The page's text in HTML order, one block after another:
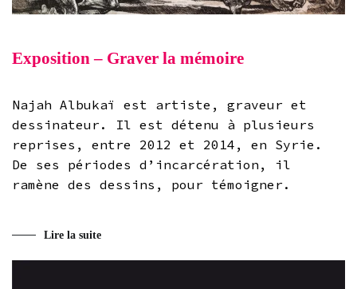
Exposition – Graver la mémoire
Najah Albukaï est artiste, graveur et
dessinateur. Il est détenu à plusieurs
reprises, entre 2012 et 2014, en Syrie.
De ses périodes d’incarcération, il
ramène des dessins, pour témoigner.
Lire la suite